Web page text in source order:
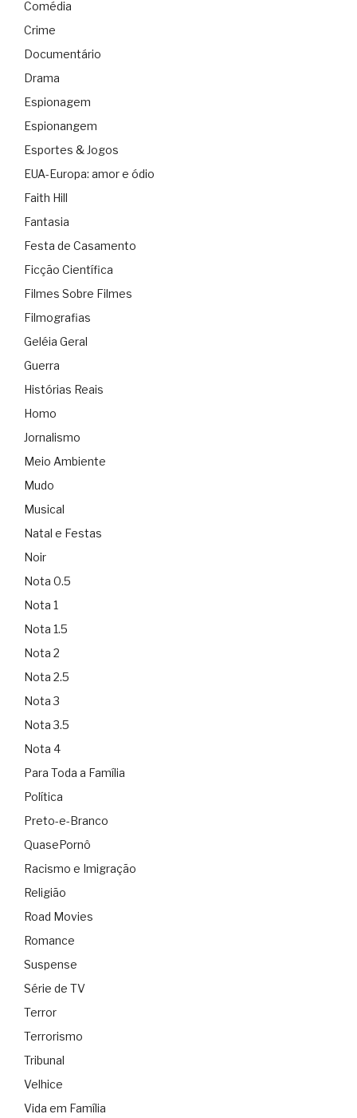
Comédia
Crime
Documentário
Drama
Espionagem
Espionangem
Esportes & Jogos
EUA-Europa: amor e ódio
Faith Hill
Fantasia
Festa de Casamento
Ficção Científica
Filmes Sobre Filmes
Filmografias
Geléia Geral
Guerra
Histórias Reais
Homo
Jornalismo
Meio Ambiente
Mudo
Musical
Natal e Festas
Noir
Nota 0.5
Nota 1
Nota 1.5
Nota 2
Nota 2.5
Nota 3
Nota 3.5
Nota 4
Para Toda a Família
Política
Preto-e-Branco
QuasePornô
Racismo e Imigração
Religião
Road Movies
Romance
Suspense
Série de TV
Terror
Terrorismo
Tribunal
Velhice
Vida em Família